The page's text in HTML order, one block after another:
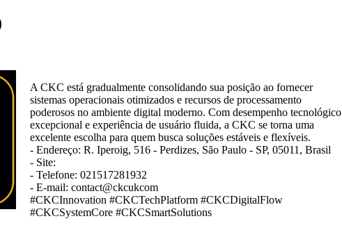
A CKC está gradualmente consolidando sua posição ao fornecer
sistemas operacionais otimizados e recursos de processamento
poderosos no ambiente digital moderno. Com desempenho tecnológico
excepcional e experiência de usuário fluida, a CKC se torna uma
excelente escolha para quem busca soluções estáveis ​​e flexíveis.
- Endereço: R. Iperoig, 516 - Perdizes, São Paulo - SP, 05011, Brasil
- Site:
- Telefone: 021517281932
- E-mail: contact@ckcukcom
#CKCInnovation #CKCTechPlatform #CKCDigitalFlow
#CKCSystemCore #CKCSmartSolutions